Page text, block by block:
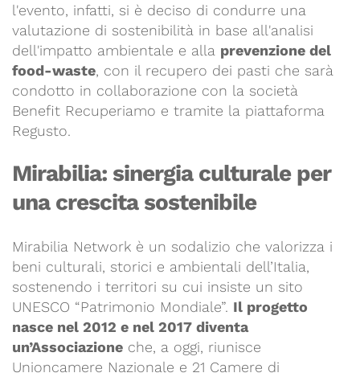
l'evento, infatti, si è deciso di condurre una
valutazione di sostenibilità in base all'analisi
dell'impatto ambientale e alla prevenzione del
food-waste, con il recupero dei pasti che sarà
condotto in collaborazione con la società
Benefit Recuperiamo e tramite la piattaforma
Regusto.
Mirabilia: sinergia culturale per
una crescita sostenibile
Mirabilia Network è un sodalizio che valorizza i
beni culturali, storici e ambientali dell’Italia,
sostenendo i territori su cui insiste un sito
UNESCO “Patrimonio Mondiale”. Il progetto
nasce nel 2012 e nel 2017 diventa
un’Associazione che, a oggi, riunisce
Unioncamere Nazionale e 21 Camere di